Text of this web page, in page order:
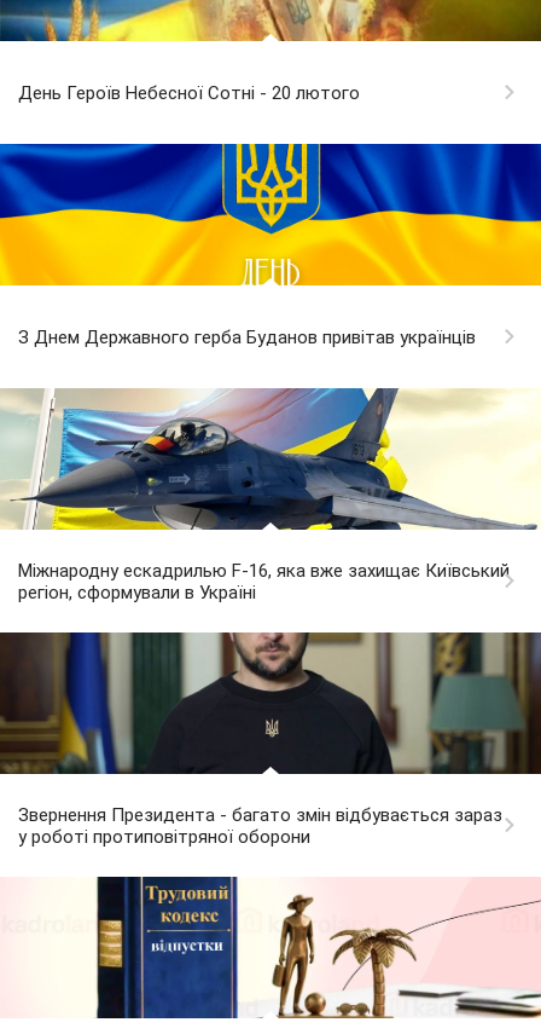
День Героїв Небесної Сотні - 20 лютого
З Днем Державного герба Буданов привітав українців
Міжнародну ескадрилью F-16, яка вже захищає Київський
регіон, сформували в Україні
Звернення Президента - багато змін відбувається зараз
у роботі протиповітряної оборони